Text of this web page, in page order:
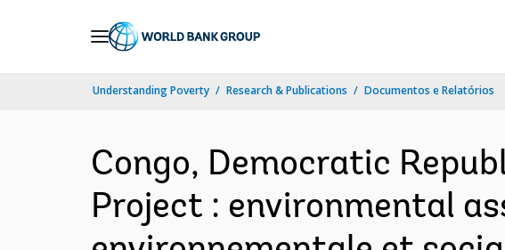
Understanding Poverty Research & Publications Documentos e Relatórios
Congo, Democratic
Project : environmental